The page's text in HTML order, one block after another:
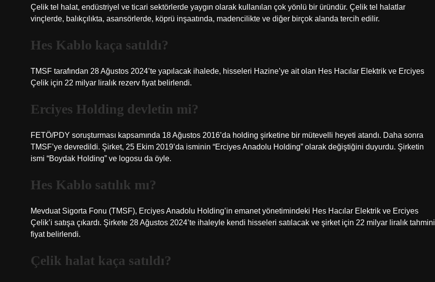
Çelik tel halat, endüstriyel ve ticari sektörlerde yaygın olarak kullanılan çok yönlü bir üründür. Çelik tel halatlar
vinçlerde, balıkçılıkta, asansörlerde, köprü inşaatında, madencilikte ve diğer birçok alanda tercih edilir.
Hes Kablo kaça satıldı?
TMSF tarafından 28 Ağustos 2024’te yapılacak ihalede, hisseleri Hazine’ye ait olan Hes Hacılar Elektrik ve Erciyes
Çelik için 22 milyar liralık rezerv fiyat belirlendi.
Erciyes Holding devletin mi?
FETÖ/PDY soruşturması kapsamında 18 Ağustos 2016’da holding şirketine bir mütevelli heyeti atandı. Daha sonra
TMSF’ye devredildi. Şirket, 25 Ekim 2019’da isminin “Erciyes Anadolu Holding” olarak değiştiğini duyurdu. Şirketin
ismi “Boydak Holding” ve logosu da öyle.
Hes Kablo satılık mı?
Mevduat Sigorta Fonu (TMSF), Erciyes Anadolu Holding’in emanet yönetimindeki Hes Hacılar Elektrik ve Erciyes
Çelik’i satışa çıkardı. Şirkete 28 Ağustos 2024’te ihaleyle kendi hisseleri satılacak ve şirket için 22 milyar liralık tahmini
fiyat belirlendi.
Çelik halat kaça satıldı?